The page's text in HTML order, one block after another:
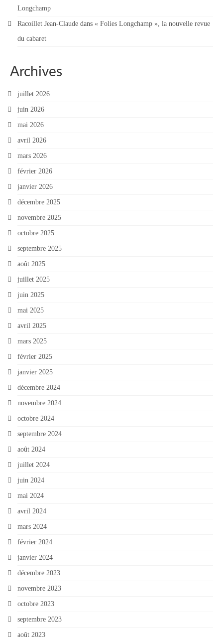
Informations légales
Longchamp
Racoillet Jean-Claude dans « Folies Longchamp », la nouvelle revue
du cabaret
Archives
juillet 2026
juin 2026
mai 2026
avril 2026
mars 2026
février 2026
janvier 2026
décembre 2025
novembre 2025
octobre 2025
septembre 2025
août 2025
juillet 2025
juin 2025
mai 2025
avril 2025
mars 2025
février 2025
janvier 2025
décembre 2024
novembre 2024
octobre 2024
septembre 2024
août 2024
juillet 2024
juin 2024
mai 2024
avril 2024
mars 2024
février 2024
janvier 2024
décembre 2023
novembre 2023
octobre 2023
septembre 2023
août 2023